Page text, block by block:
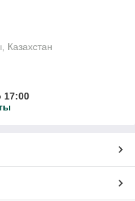
Казахстан
17:00